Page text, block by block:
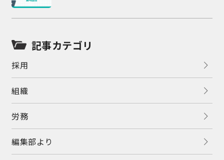
記事カテゴリ
採用
組織
労務
編集部より